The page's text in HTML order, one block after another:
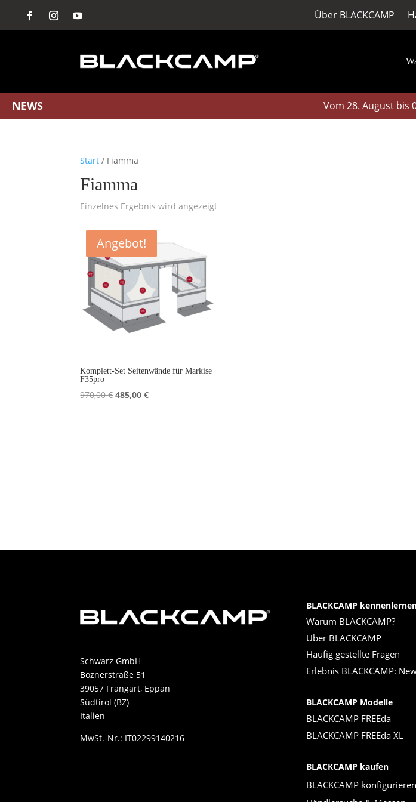
Über BLACKCAMP
NEWS Vom 28. August bis
Start / Fiamma
Fiamma
Einzelnes Ergebnis wird angezeigt
Angebot!
Komplett-Set Seitenwände für Markise
F35pro
970,00€Ursprünglicher
485,00€Aktueller
Schwarz GmbH
Boznerstraße 51
39057 Frangart, Eppan
Südtirol (BZ)
Italien
MwSt.-Nr.: IT02299140216
BLACKCAMP
Warum BLACKCAMP?
Über BLACKCAMP
Häufig gestellte Fragen
Erlebnis BLACKCAMP:
BLACKCAMP Modelle
BLACKCAMP FREEda
BLACKCAMP FREEda XL
BLACKCAMP kaufen
BLACKCAMP konfigurieren